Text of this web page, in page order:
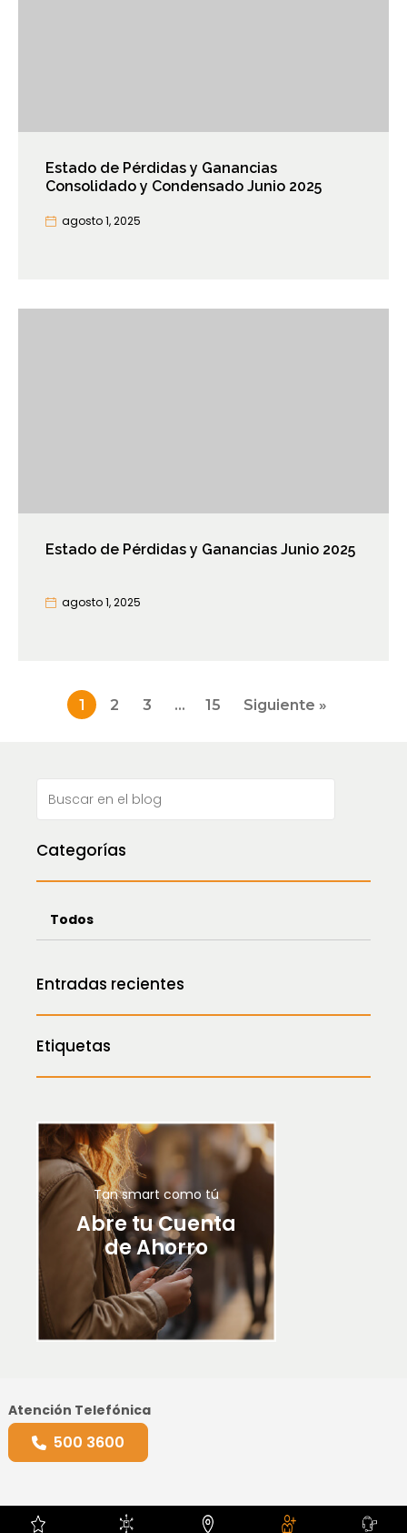
Categorías
Todos
Entradas recientes
Etiquetas
Tan smart como tú
Abre tu Cuenta
de Ahorro
Estado de Pérdidas y Ganancias
Consolidado y Condensado Junio 2025
agosto 1, 2025
Estado de Pérdidas y Ganancias Junio 2025
agosto 1, 2025
Paginación
de
1 2 3 … 15 Siguiente »
Atención Telefónica
500 3600